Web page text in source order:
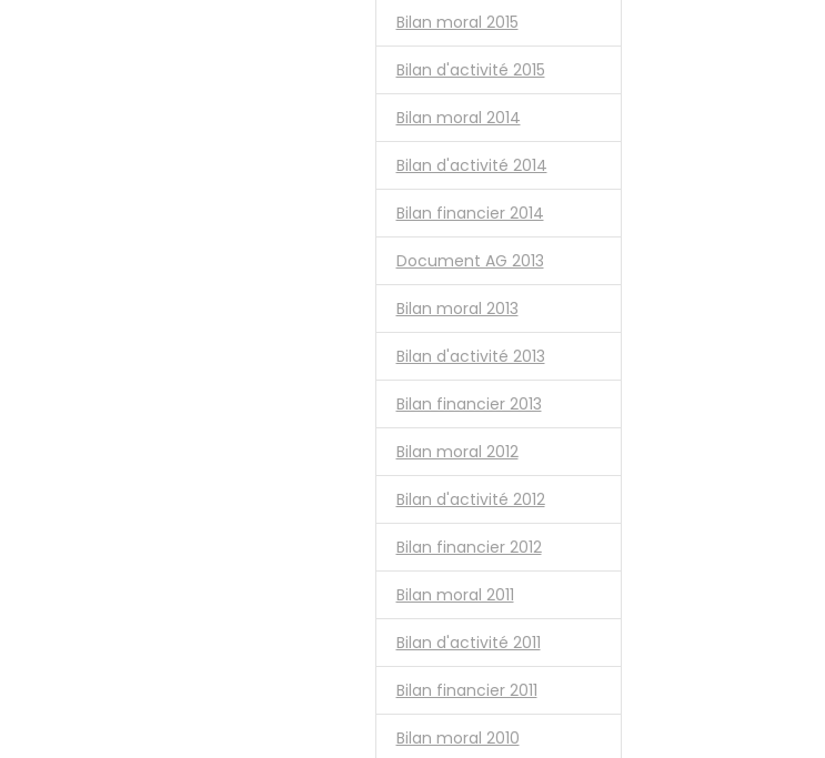
Bilan moral 2015
Bilan d'activité 2015
Bilan moral 2014
Bilan d'activité 2014
Bilan financier 2014
Document AG 2013
Bilan moral 2013
Bilan d'activité 2013
Bilan financier 2013
Bilan moral 2012
Bilan d'activité 2012
Bilan financier 2012
Bilan moral 2011
Bilan d'activité 2011
Bilan financier 2011
Bilan moral 2010